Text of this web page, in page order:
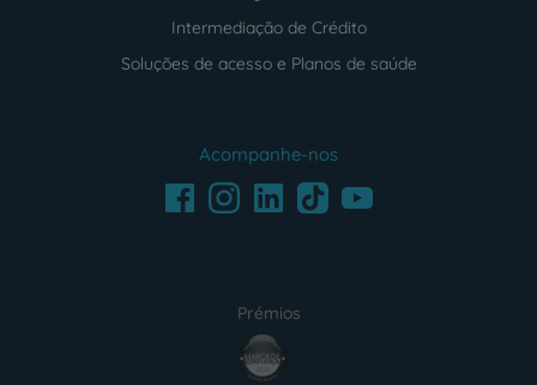
Intermediação de Crédito
Soluções de acesso e Planos de saúde
Acompanhe-nos
FacebookInstagramLinkedInTikTokYoutube
Prémios
award4